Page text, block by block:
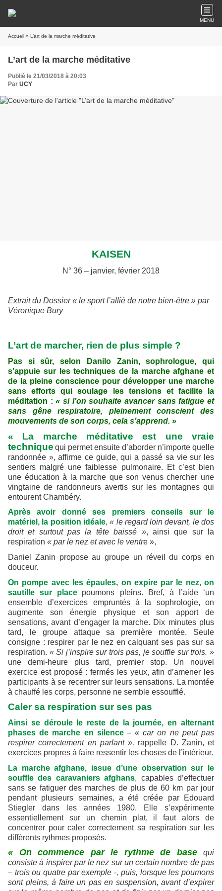
MENU
Accueil » L’art de la marche méditative
L’art de la marche méditative
Publié le 21/03/2018 à 20:03
Par UCY
KAISEN
N° 36 – janvier, février 2018
Extrait du Dossier « le sport l’allié de notre bien-être » par
Véronique Bury
L’art de marcher, rien de plus simple ?
Pas si sûr, selon Danilo Zanin, sophrologue, qui
s’appuie sur les techniques de la marche afghane et
de la pleine conscience pour développer une marche
sans efforts qui soulage les tensions et facilite la
méditation :« si l’on souhaite avancer sans fatigue et
sans gêne respiratoire, pleinement conscient des
mouvements de son corps, cela s’apprend. »
« La marche méditative est une vraie
technique qui permet ensuite d’aborder n’importe quelle
randonnée », affirme ce guide, qui a passé sa vie sur les
sentiers malgré une faiblesse pulmonaire. Et c’est bien
une éducation à la marche que son venus chercher une
vingtaine de randonneurs avertis sur les montagnes qui
entourent Chambéry.
Après avoir donné ses premiers conseils sur le
matériel, la position idéale,« le regard loin devant, le dos
droit et surtout pas la tête baissé », ainsi que sur la
respiration « par le nez et avec le ventre »,
Daniel Zanin propose au groupe un réveil du corps en
douceur.
On pompe avec les épaules, on expire par le nez, on
sautille sur place poumons pleins. Bref, à l’aide ‘un
ensemble d’exercices empruntés à la sophrologie, on
augmente son énergie physique et son apport de
sensations, avant d’engager la marche. Dix minutes plus
tard, le groupe attaque sa première montée. Seule
consigne : respirer par le nez en calquant ses pas sur sa
respiration. « Si j’inspire sur trois pas, je souffle sur trois. »
une demi-heure plus tard, premier stop. Un nouvel
exercice est proposé : fermés les yeux, afin d’amener les
participants à se recentrer sur leurs sensations. La montée
à chauffé les corps, personne ne semble essoufflé.
Caler sa respiration sur ses pas
Ainsi se déroule le reste de la journée, en alternant
phases de marche en silence –« car on ne peut pas
respirer correctement en parlant », rappelle D. Zanin, et
exercices propres à faire ressentir les choses de l’intérieur.
La marche afghane, issue d’une observation sur le
souffle des caravaniers afghans, capables d’effectuer
sans se fatiguer des marches de plus de 60 km par jour
pendant plusieurs semaines, a été créée par Edouard
Stiegler dans les années 1980. Elle s’expérimente
essentiellement sur un chemin plat, il faut alors de
concentrer pour caler correctement sa respiration sur les
différents rythmes proposés.
« On commence par le rythme de base qui
consiste à inspirer par le nez sur un certain nombre de pas
– trois ou quatre par exemple -, puis, lorsque les poumons
sont pleins, à faire un pas en suspension, avant d’expirer